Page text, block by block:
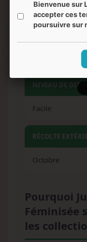
EFFETS
NIVEAU DE
Facile
RÉCOLTE
Octobre
Pourquoi
Féminisée
les
Bienvenue sur
accepter ces
poursuivre sur